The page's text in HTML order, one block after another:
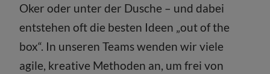
Oker oder unter der Dusche – und dabei
entstehen oft die besten Ideen „out of the
box“. In unseren Teams wenden wir viele
agile, kreative Methoden an, um frei von